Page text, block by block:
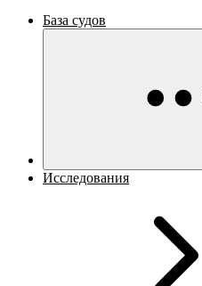
База судов
Исследования